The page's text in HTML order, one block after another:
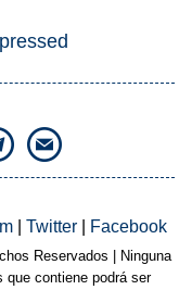
Twitter Facebook
Reservados | Ninguna
que contiene podrá ser